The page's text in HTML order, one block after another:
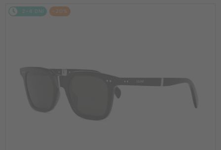
2-4 DNI -20%